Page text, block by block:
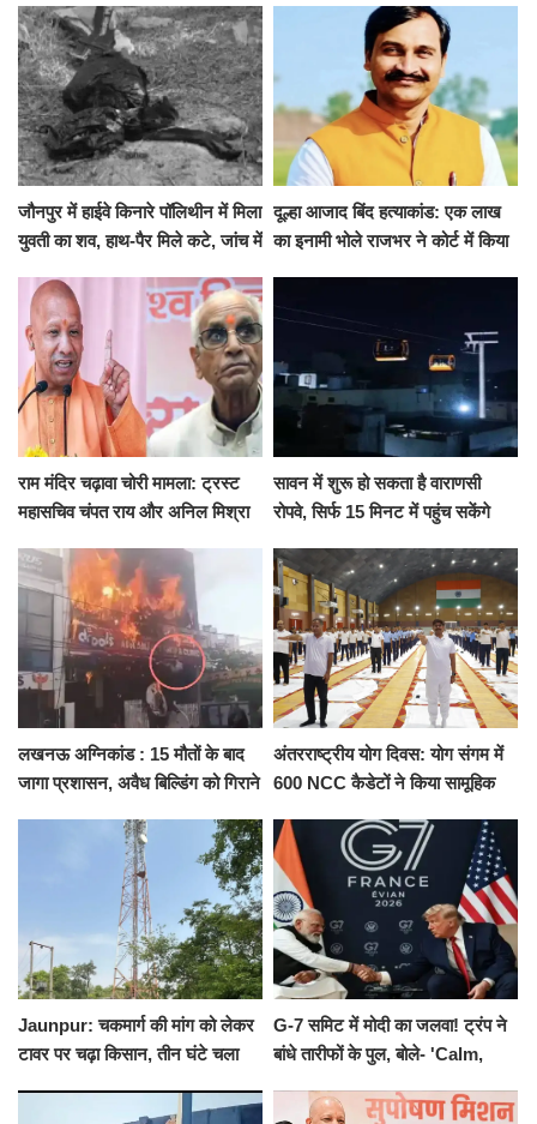
जौनपुर में हाईवे किनारे पॉलिथीन में मिला
युवती का शव, हाथ-पैर मिले कटे, जांच में
दूल्हा आजाद बिंद हत्याकांड: एक लाख
का इनामी भोले राजभर ने कोर्ट में किया
राम मंदिर चढ़ावा चोरी मामला: ट्रस्ट
महासचिव चंपत राय और अनिल मिश्रा
को नहीं...
सावन में शुरू हो सकता है वाराणसी
रोपवे, सिर्फ 15 मिनट में पहुंच सकेंगे
किराया
लखनऊ अग्निकांड : 15 मौतों के बाद
जागा प्रशासन, अवैध बिल्डिंग को गिराने
अंतरराष्ट्रीय योग दिवस: योग संगम में
600 NCC कैडेटों ने किया सामूहिक
संकल्प
Jaunpur: चकमार्ग की मांग को लेकर
टावर पर चढ़ा किसान, तीन घंटे चला
G-7 समिट में मोदी का जलवा! ट्रंप ने
बांधे तारीफों के पुल, बोले- 'Calm,